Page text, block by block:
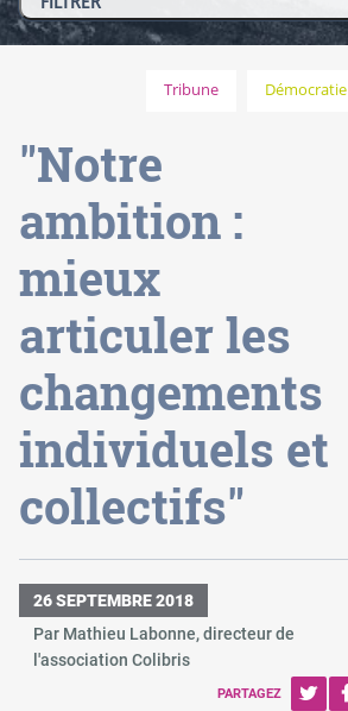
Tribune Démocratie
"Notre
ambition :
mieux
articuler les
changements
individuels et
collectifs"
26 SEPTEMBRE 2018
Par Mathieu Labonne, directeur de
l'association Colibris
PARTAGEZ